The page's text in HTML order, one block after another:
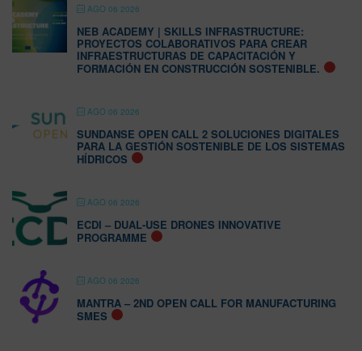
AGO 06 2026
NEB ACADEMY | SKILLS INFRASTRUCTURE:
PROYECTOS COLABORATIVOS PARA CREAR
INFRAESTRUCTURAS DE CAPACITACIÓN Y
FORMACIÓN EN CONSTRUCCIÓN SOSTENIBLE.
AGO 06 2026
SUNDANSE OPEN CALL 2 SOLUCIONES DIGITALES
PARA LA GESTIÓN SOSTENIBLE DE LOS SISTEMAS
HÍDRICOS
AGO 06 2026
ECDI – DUAL-USE DRONES INNOVATIVE
PROGRAMME
AGO 06 2026
MANTRA – 2ND OPEN CALL FOR MANUFACTURING
SMES